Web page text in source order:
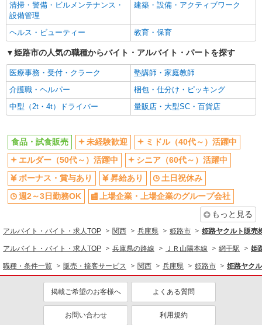
上場企業・上場企業のグループ会
社
扶養内勤務OK
社員登用あり
同じ職種から求人を探す
販売・接客サービス
食品・試食販売
同じ特徴から求人を探す
未経験歓迎
ミドル（40代～）活躍中
ボーナス・賞与あり
土日祝休み
週2～3日勤務OK
上場企業・上場企業のグループ会
社
扶養内勤務OK
社員登用あり
清掃・警備・ビルメンテナンス・
設備管理
建築・設備・アクティブワーク
ヘルス・ビューティー 教育・保育
姫路市の人気の職種からバイト・アルバイト・パートを探す
医療事務・受付・クラーク
塾講師・家庭教師
介護職・ヘルパー
梱包・仕分け・ピッキング
中型（2t・4t）ドライバー
量販店・大型SC・百貨店
食品・試食販売 未経験歓迎
ミドル（40代～）活躍中
エルダー（50代～）活躍中
シニア（60代～）活躍中
ボーナス・賞与あり
昇給あり
土日祝休み
週2～3日勤務OK
上場企業・上場企業のグループ会社
もっと見る
アルバイト・バイト・求人TOP 関西 兵庫県 姫路市 姫路ヤクルト販売
アルバイト・バイト・求人TOP 兵庫県の路線 ＪＲ山陽本線 網干駅 姫
職種・条件一覧 販売・接客サービス 関西 兵庫県 姫路市 姫路ヤク
掲載ご希望のお客様へ よくある質問
お問い合わせ 利用規約